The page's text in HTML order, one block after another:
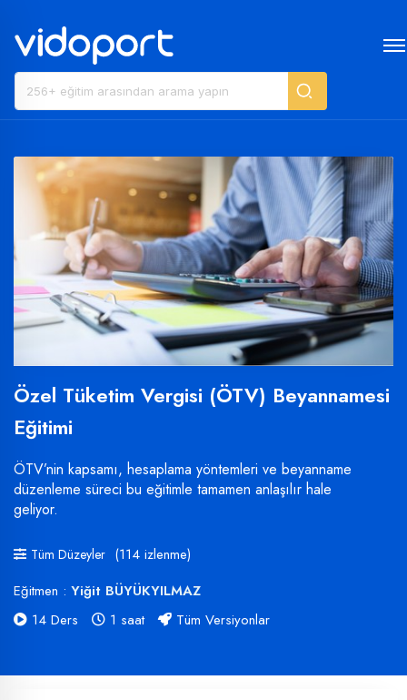
Özel Tüketim Vergisi (ÖTV) Beyannamesi
Eğitimi
ÖTV’nin kapsamı, hesaplama yöntemleri ve beyanname
düzenleme süreci bu eğitimle tamamen anlaşılır hale
geliyor.
Tüm Düzeyler (114 izlenme)
Eğitmen : Yiğit BÜYÜKYILMAZ
14 Ders
1 saat Tüm Versiyonlar